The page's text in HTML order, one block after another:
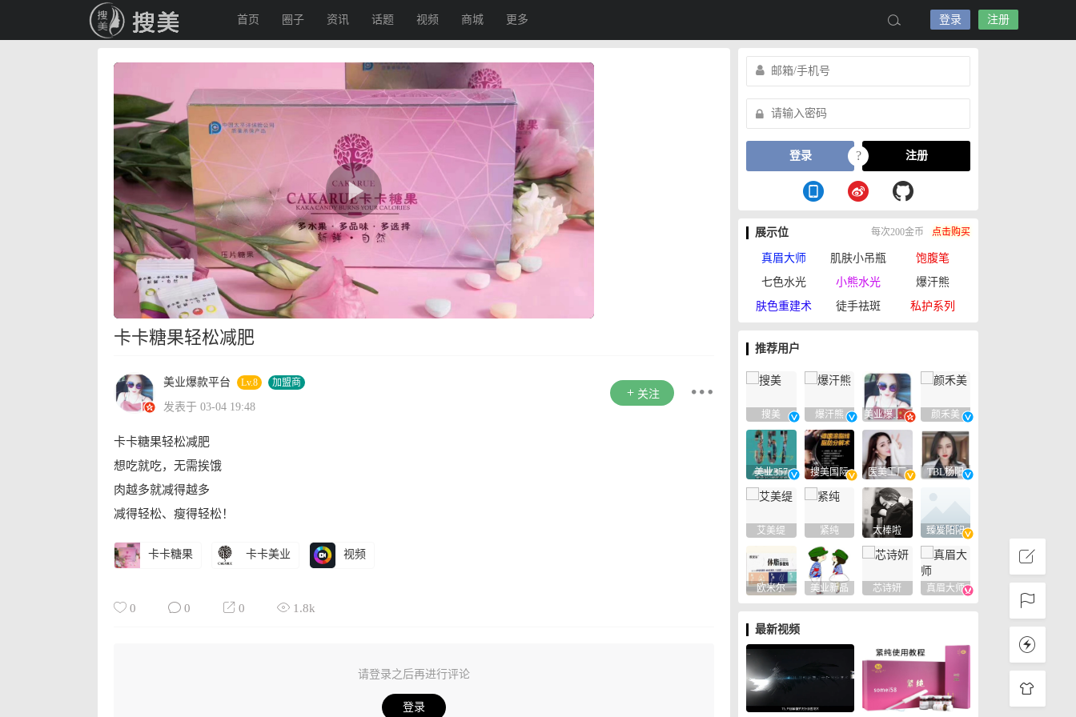
首页 圈子 资讯 话题 视频 商城 更多 登录 注册
卡卡糖果轻松减肥
美业爆款平台 Lv.8 加盟商
发表于 03-04 19:48
关注
卡卡糖果轻松减肥
想吃就吃，无需挨饿
肉越多就减得越多
减得轻松、瘦得轻松！
卡卡糖果 卡卡美业 视频
0 0 0 1.8k
请登录之后再进行评论
登录
登录 ? 注册
展示位 每次200金币 点击购买
真眉大师 肌肤小吊瓶
饱腹笔
七色水光
小熊水光
爆汗熊
肤色重建术
徒手祛斑 私护系列
推荐用户
搜美 爆汗熊 美业爆款平台 颜禾美
美业357 搜美国际 医美工厂 TBL杨阳
艾美缇 紧纯 太棒啦 臻爱阳阳
欧米尔 美业新品 芯诗妍 真眉大师
最新视频